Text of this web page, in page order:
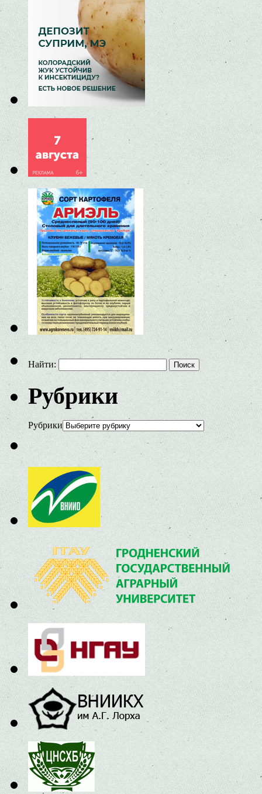
Найти:
Рубрики
Рубрики